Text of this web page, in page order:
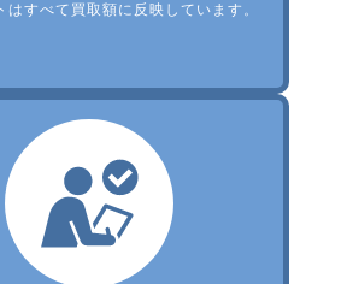
はすべて買取額に反映しています。